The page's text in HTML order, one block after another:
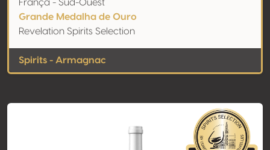
França - Sud-Ouest
Grande Medalha de Ouro
Revelation Spirits Selection
Spirits - Armagnac